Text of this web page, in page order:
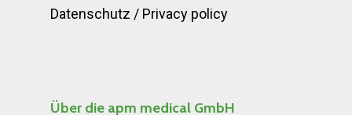
Datenschutz / Privacy policy
Über die apm medical GmbH